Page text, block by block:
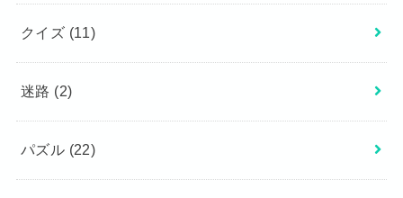
クイズ (11)
迷路 (2)
パズル (22)